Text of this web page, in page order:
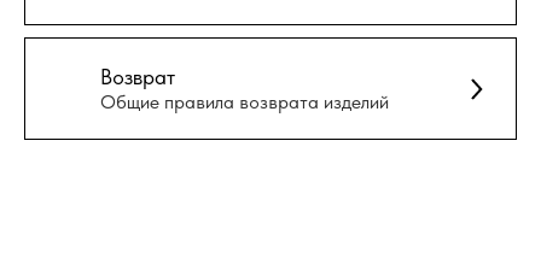
Возврат
Общие правила возврата изделий